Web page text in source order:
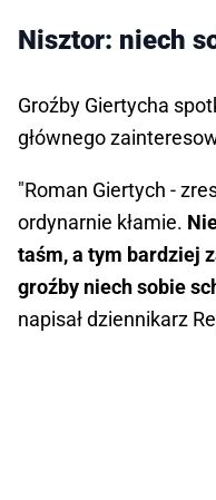
Nisztor: niech
Groźby Giertycha
głównego
"Roman Giertych -
ordynarnie kłamie.
taśm, a tym bardziej
groźby niech sobie
napisał dziennikarz